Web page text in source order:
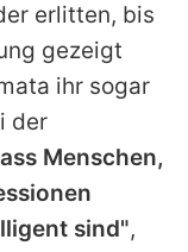
erlitten, bis
gezeigt
ihr sogar
der
Menschen,
sind",